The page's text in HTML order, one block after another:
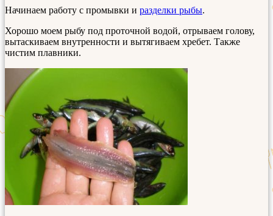
Начинаем работу с промывки и разделки рыбы.
Хорошо моем рыбу под проточной водой, отрываем голову,
вытаскиваем внутренности и вытягиваем хребет. Также
чистим плавники.